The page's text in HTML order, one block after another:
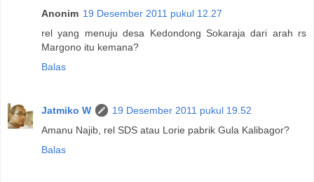
Anonim 19 Desember 2011 pukul 12.27
rel yang menuju desa Kedondong Sokaraja dari arah rs
Margono itu kemana?
Balas
Jatmiko W
19 Desember 2011 pukul 19.52
Amanu Najib, rel SDS atau Lorie pabrik Gula Kalibagor?
Balas